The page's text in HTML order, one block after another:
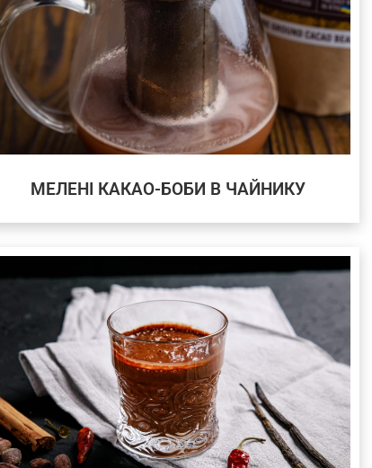
МЕЛЕНІ КАКАО-БОБИ В ЧАЙНИКУ